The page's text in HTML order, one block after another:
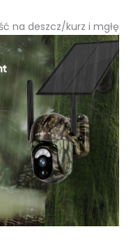
na deszcz/kurz i mgłę